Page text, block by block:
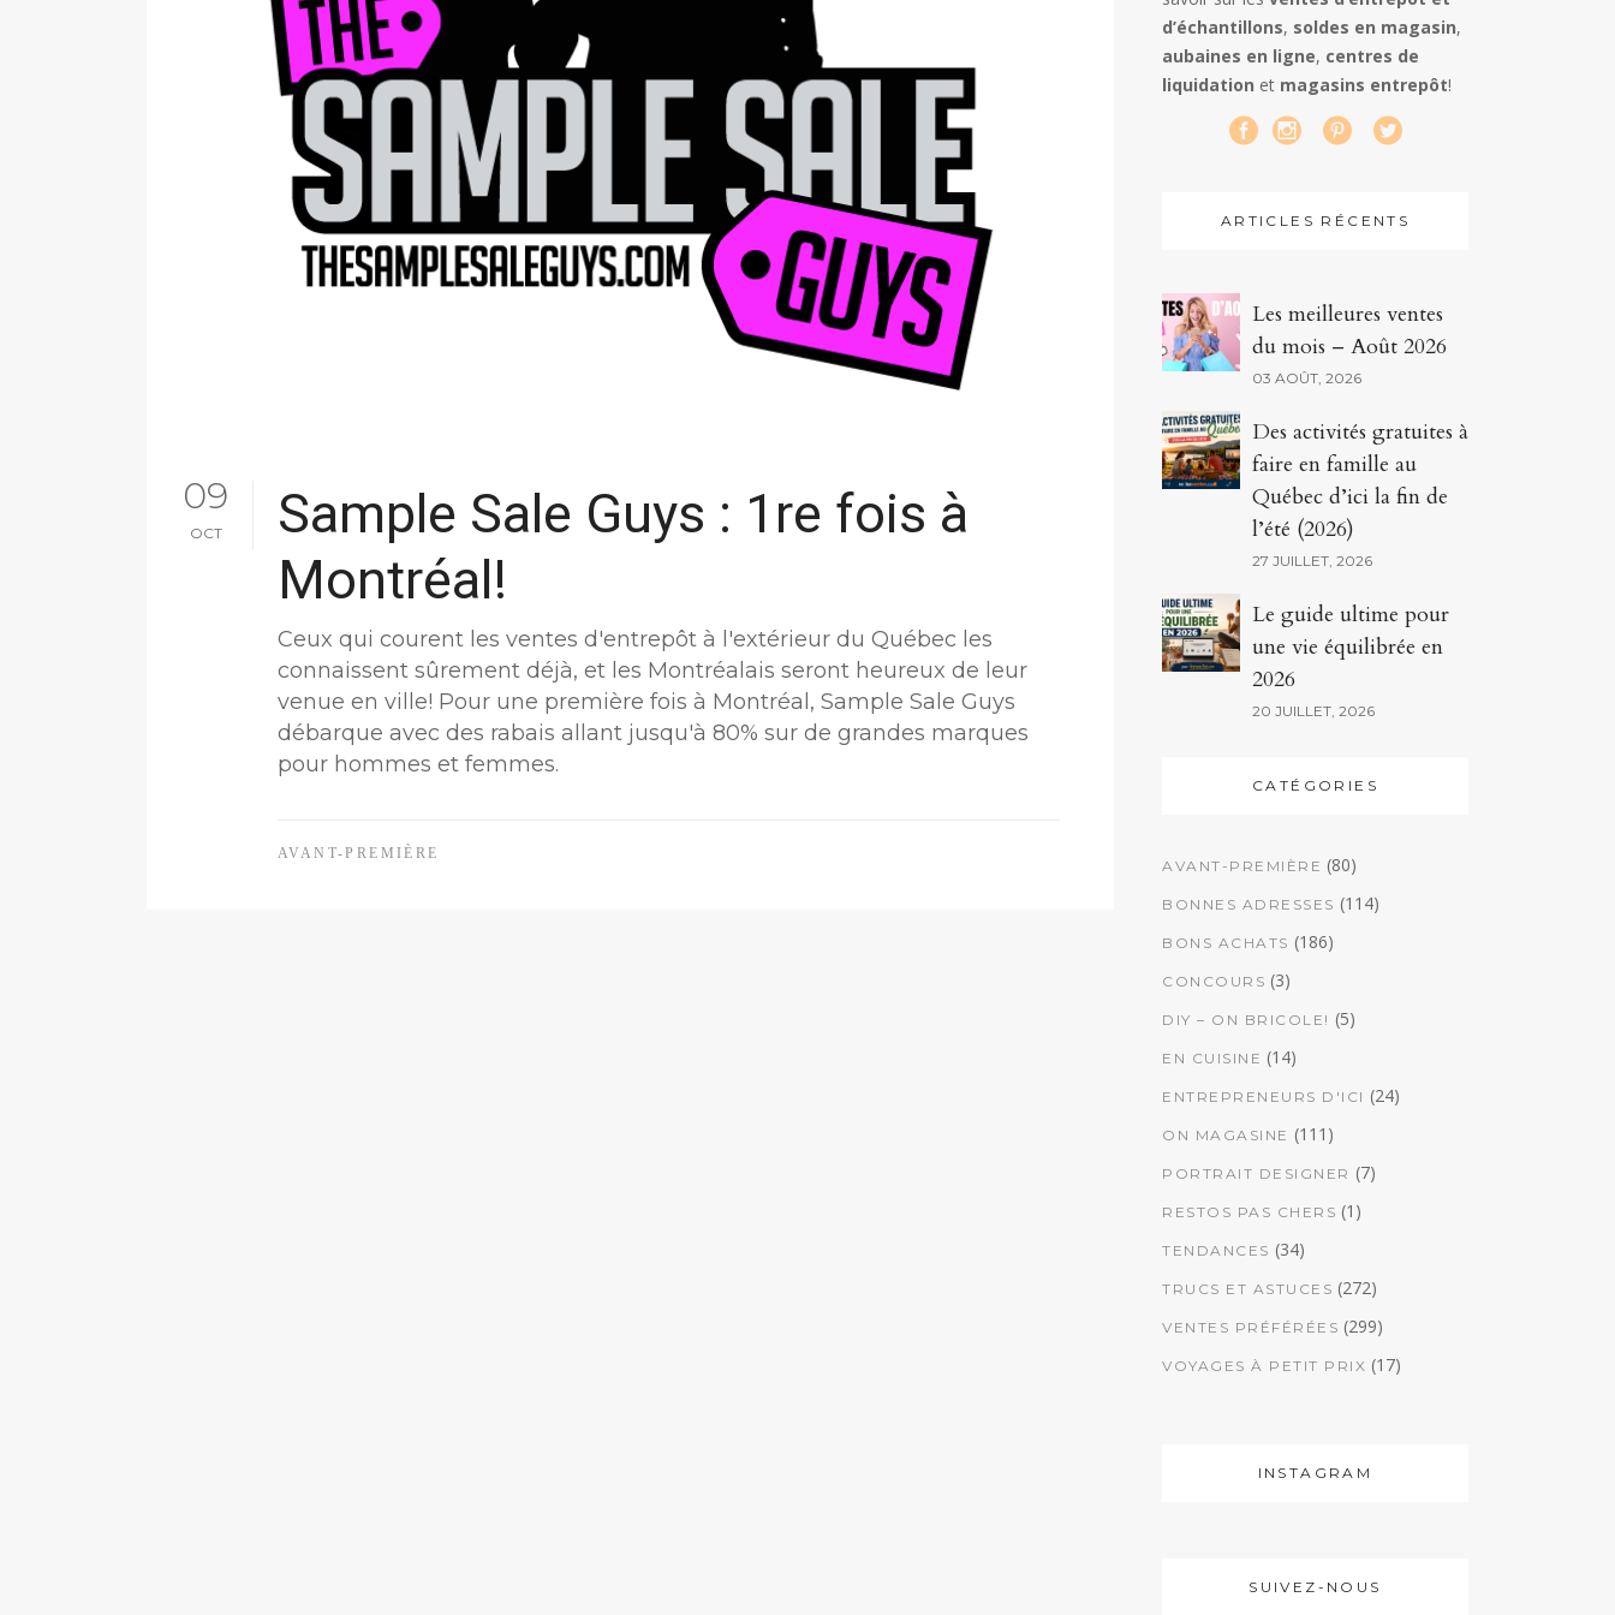
09
OCT
Sample Sale Guys : 1re fois à
Montréal!
Ceux qui courent les ventes d'entrepôt à l'extérieur du Québec les
connaissent sûrement déjà, et les Montréalais seront heureux de leur
venue en ville! Pour une première fois à Montréal, Sample Sale Guys
débarque avec des rabais allant jusqu'à 80% sur de grandes marques
pour hommes et femmes.
AVANT-PREMIÈRE
d’échantillons, soldes en magasin,
aubaines en ligne, centres de
liquidation et magasins entrepôt!
ARTICLES RÉCENTS
Les meilleures ventes
du mois – Août 2026
03 AOÛT, 2026
Des activités gratuites à
faire en famille au
Québec d’ici la fin de
l’été (2026)
27 JUILLET, 2026
Le guide ultime pour
une vie équilibrée en
2026
20 JUILLET, 2026
CATÉGORIES
AVANT-PREMIÈRE (80)
BONNES ADRESSES (114)
BONS ACHATS (186)
CONCOURS (3)
DIY – ON BRICOLE! (5)
EN CUISINE (14)
ENTREPRENEURS D'ICI (24)
ON MAGASINE (111)
PORTRAIT DESIGNER (7)
RESTOS PAS CHERS (1)
TENDANCES (34)
TRUCS ET ASTUCES (272)
VENTES PRÉFÉRÉES (299)
VOYAGES À PETIT PRIX (17)
INSTAGRAM
SUIVEZ-NOUS